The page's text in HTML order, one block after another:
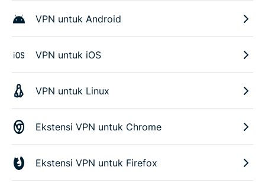
VPN untuk Android
VPN untuk iOS
VPN untuk Linux
Ekstensi VPN untuk Chrome
Ekstensi VPN untuk Firefox